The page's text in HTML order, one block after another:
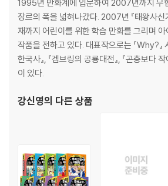
1995년 만화계에 입문하여 2007년까지 무
장르의 폭을 넓혀나갔다. 2007년 『태왕사신
재까지 어린이를 위한 학습 만화를 그리며
작품을 전하고 있다. 대표작으로는 『Why?』
한국사』, 『겜브링의 공룡대전』, 『곤충보다
이 있다.
강신영의 다른 상품